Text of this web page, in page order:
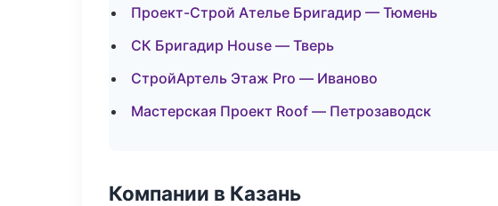
Проект-Строй Ателье Бригадир — Тюмень
СК Бригадир House — Тверь
СтройАртель Этаж Pro — Иваново
Мастерская Проект Roof — Петрозаводск
Компании в Казань